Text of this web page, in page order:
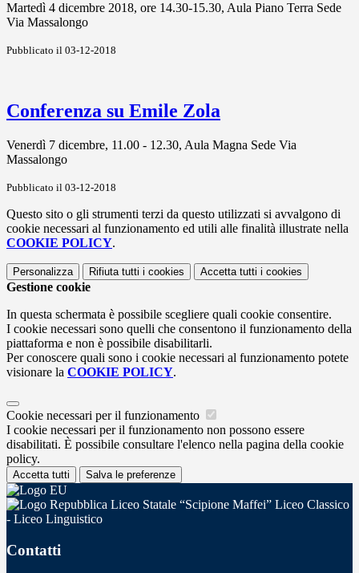
Martedì 4 dicembre 2018, ore 14.30-15.30, Aula Piano Terra Sede
Via Massalongo
Pubblicato il 03-12-2018
Conferenza su Emile Zola
Venerdì 7 dicembre, 11.00 - 12.30, Aula Magna Sede Via
Massalongo
Pubblicato il 03-12-2018
Questo sito o gli strumenti terzi da questo utilizzati si avvalgono di
cookie necessari al funzionamento ed utili alle finalità illustrate nella
COOKIE POLICY.
Personalizza Rifiuta tutti i cookies Accetta tutti i cookies
Gestione cookie
In questa schermata è possibile scegliere quali cookie consentire.
I cookie necessari sono quelli che consentono il funzionamento della
piattaforma e non è possibile disabilitarli.
Per conoscere quali sono i cookie necessari al funzionamento potete
visionare la COOKIE POLICY.
Cookie necessari per il funzionamento
I cookie necessari per il funzionamento non possono essere
disabilitati. È possibile consultare l'elenco nella pagina della cookie
policy.
Accetta tutti Salva le preferenze
Liceo Statale “Scipione Maffei” Liceo Classico
- Liceo Linguistico
Contatti